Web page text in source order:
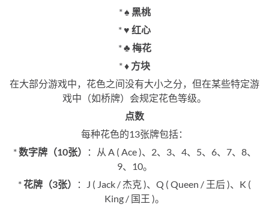
*♠️ 黑桃
*♥️ 红心
*♣️ 梅花
*♦️ 方块
在大部分游戏中，花色之间没有大小之分，但在某些特定游
戏中（如桥牌）会规定花色等级。
点数
每种花色的13张牌包括：
*数字牌（10张）
：从 A ( Ace )、2、3、4、5、6、7、8、
9、10。
*花牌（3张）
：J ( Jack / 杰克 )、Q ( Queen / 王后 )、K (
King / 国王 )。